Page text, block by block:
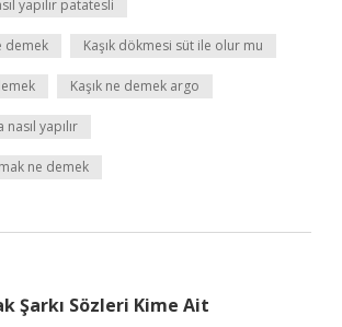
yapılır patatesli
demek Kaşık dökmesi süt ile olur mu
Kaşık ne demek argo
yapılır
ne demek
Şarkı Sözleri Kime Ait